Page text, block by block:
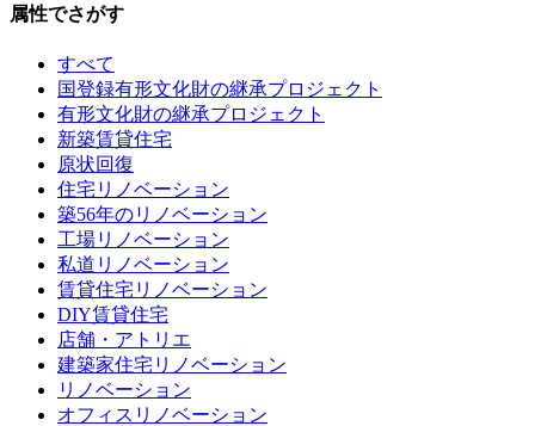
属性でさがす
すべて
国登録有形文化財の継承プロジェクト
有形文化財の継承プロジェクト
新築賃貸住宅
原状回復
住宅リノベーション
築56年のリノベーション
工場リノベーション
私道リノベーション
賃貸住宅リノベーション
DIY賃貸住宅
店舗・アトリエ
建築家住宅リノベーション
リノベーション
オフィスリノベーション